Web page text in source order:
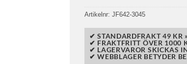
Artikelnr: JF642-3045
✔ STANDARDFRAKT 49 KR
✔ FRAKTFRITT ÖVER 1000
✔ LAGERVAROR SKICKAS
✔ WEBBLAGER BETYDER